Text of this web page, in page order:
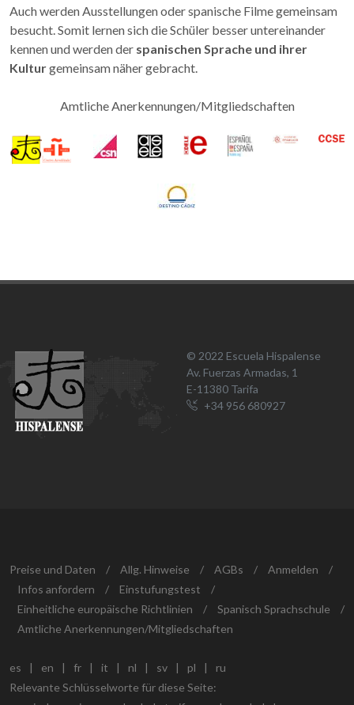
Auch werden Ausstellungen oder spanische Filme gemeinsam
besucht. Somit lernen sich die Schüler besser untereinander
kennen und werden der spanischen Sprache und ihrer
Kulturgemeinsam näher gebracht.
Amtliche Anerkennungen/Mitgliedschaften
© 2022 Escuela Hispalense
Av. Fuerzas Armadas, 1
E-11380 Tarifa
+34 956 680927
Preise und Daten / Allg. Hinweise / AGBs / Anmelden
/
Infos anfordern
/ Einstufungstest
/
Einheitliche europäische Richtlinien
/ Spanisch Sprachschule
/
Amtliche Anerkennungen/Mitgliedschaften
es | en | fr | it | nl | sv | pl |
ru
Relevante Schlüsselworte für diese Seite: